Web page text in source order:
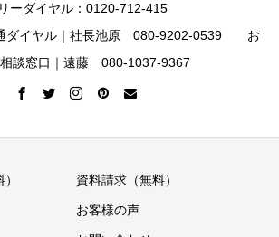
ーダイヤル：0120-712-415
ダイヤル｜社長池原 080-9202-0539 お
談窓口｜遠藤 080-1037-9367
資料請求（無料）
お客様の声